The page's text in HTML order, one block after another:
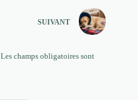
SUIVANT
Les champs obligatoires sont